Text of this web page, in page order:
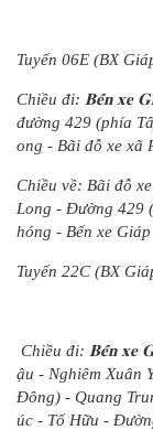
Tuyến 06E (BX
Chiều đi: 𝐁𝐞̂́𝐧 𝐱𝐞
đường 429 (phía
ong - Bãi đỗ xe xã
Chiều về: Bãi đỗ
Long - Đường 429
hóng - Bến xe
Tuyến 22C (BX
Chiều đi: 𝐁𝐞̂́𝐧 𝐱𝐞
ậu - Nghiêm Xuân
Đông) - Quang
úc - Tố Hữu -